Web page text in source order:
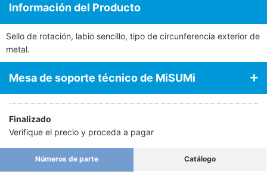
Información del Producto
Sello de rotación, labio sencillo, tipo de circunferencia exterior de
metal.
Mesa de soporte técnico de MiSUMi
Finalizado
Verifique el precio y proceda a pagar
Números de parte Catálogo